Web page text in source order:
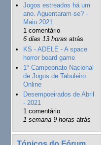
Jogos estreados há um
ano. Aguentaram-se? -
Maio 2021
1 comentário
6 dias 13 horas atrás
KS - ADELE - A space
horror board game
1º Campeonato Nacional
de Jogos de Tabuleiro
Online
Desempoeirados de Abril
- 2021
1 comentário
1 semana 9 horas atrás